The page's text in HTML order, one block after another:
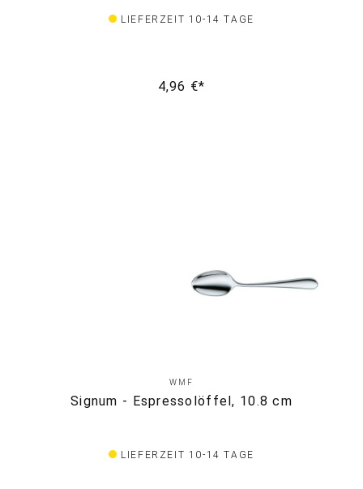
LIEFERZEIT 10-14 TAGE
4,96 €*
WMF
Signum - Espressolöffel, 10.8 cm
LIEFERZEIT 10-14 TAGE